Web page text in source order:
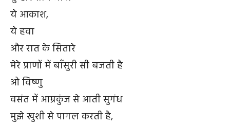
ये आकाश,
ये हवा
और रात के सितारे
मेरे प्राणों में बाँसुरी सी बजती है
ओ विष्णु
वसंत में आम्रकुंज से आती सुगंध
मुझे खुशी से पागल करती है,